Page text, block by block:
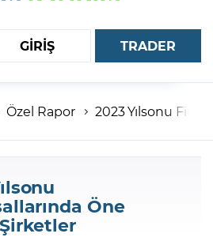
GİRİŞ TRADER
Özel Rapor 2023 Yılsonu
Öne